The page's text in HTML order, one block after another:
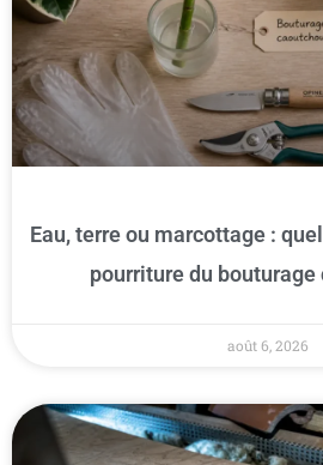
Eau, terre ou marcottage :
pourriture du bouturage
août 6, 2026